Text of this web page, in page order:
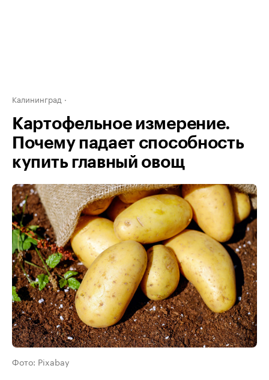
Калининград
Картофельное измерение.
Почему падает способность
купить главный овощ
Фото: Pixabay